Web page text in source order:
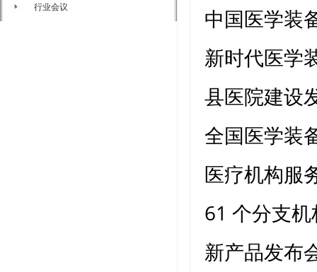
行业会议
中国医学装
新时代医学
县医院建设
全国医学装
医疗机构服
61 个分支
新产品发布